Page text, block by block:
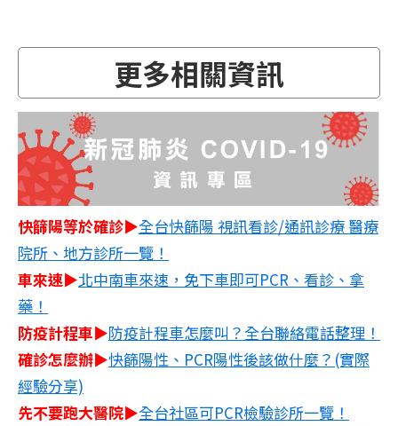
更多相關資訊
快篩陽等於確診▶全台快篩陽 視訊看診/通訊診療 醫療
院所、地方診所一覽！
車來速▶北中南車來速，免下車即可PCR、看診、拿
藥！
防疫計程車▶防疫計程車怎麼叫？全台聯絡電話整理！
確診怎麼辦▶快篩陽性、PCR陽性後該做什麼？(實際
經驗分享)
先不要跑大醫院▶全台社區可PCR檢驗診所一覽！